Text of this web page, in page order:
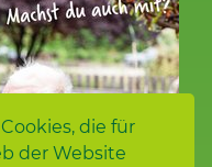
die für
der Website